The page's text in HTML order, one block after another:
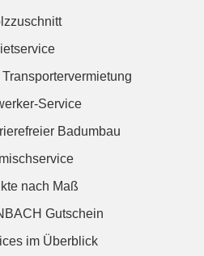
Service
Badumbau
nach Maß
Gutschein
im Überblick